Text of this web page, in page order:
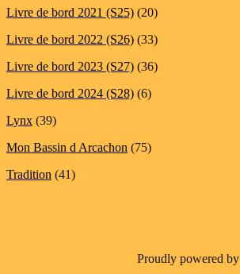
Livre de bord 2021 (S25) (20)
Livre de bord 2022 (S26) (33)
Livre de bord 2023 (S27) (36)
Livre de bord 2024 (S28) (6)
Lynx (39)
Mon Bassin d Arcachon (75)
Tradition (41)
Proudly powered by